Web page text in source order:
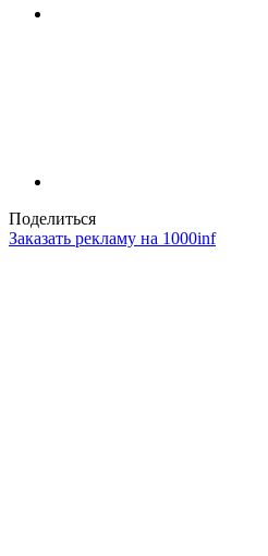
Поделиться
Заказать рекламу на 1000inf